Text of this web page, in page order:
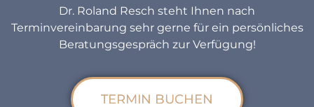
Dr. Roland Resch steht Ihnen nach
Terminvereinbarung sehr gerne für ein persönliches
Beratungsgespräch zur Verfügung!
TERMIN BUCHEN